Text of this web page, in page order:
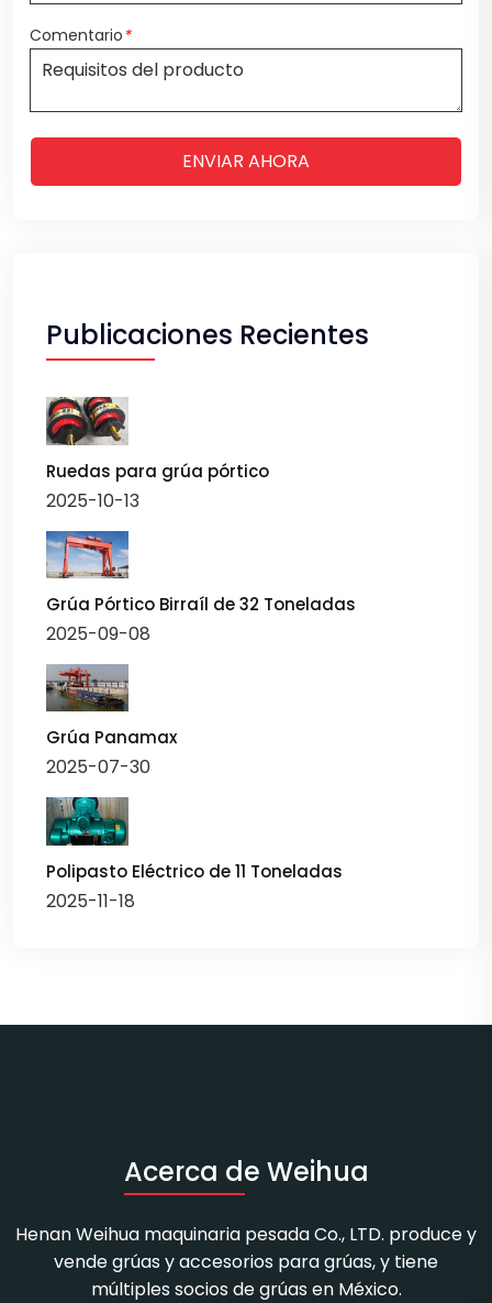
Comentario*
ENVIAR AHORA
Publicaciones Recientes
Ruedas para grúa pórtico
2025-10-13
Grúa Pórtico Birraíl de 32 Toneladas
2025-09-08
Grúa Panamax
2025-07-30
Polipasto Eléctrico de 11 Toneladas
2025-11-18
Acerca de Weihua
Henan Weihua maquinaria pesada Co., LTD. produce y
vende grúas y accesorios para grúas, y tiene
múltiples socios de grúas en México.